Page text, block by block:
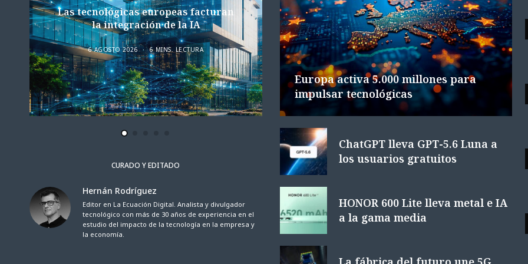
Las tecnológicas europeas facturan
la integración de la IA
6 AGOSTO 2026 6 MINS. LECTURA
Google DeepMind cambia de mando
en plena carrera de IA
6 AGOSTO 2026 4 MINS. LECTURA
CURADO Y EDITADO
Hernán Rodríguez
Editor en La Ecuación Digital. Analista y divulgador
tecnológico con más de 30 años de experiencia en el
estudio del impacto de la tecnología en la empresa y
la economía.
Europa activa 5.000 millones para
impulsar tecnológicas
ChatGPT lleva GPT-5.6 Luna a
los usuarios gratuitos
HONOR 600 Lite lleva metal e IA
a la gama media